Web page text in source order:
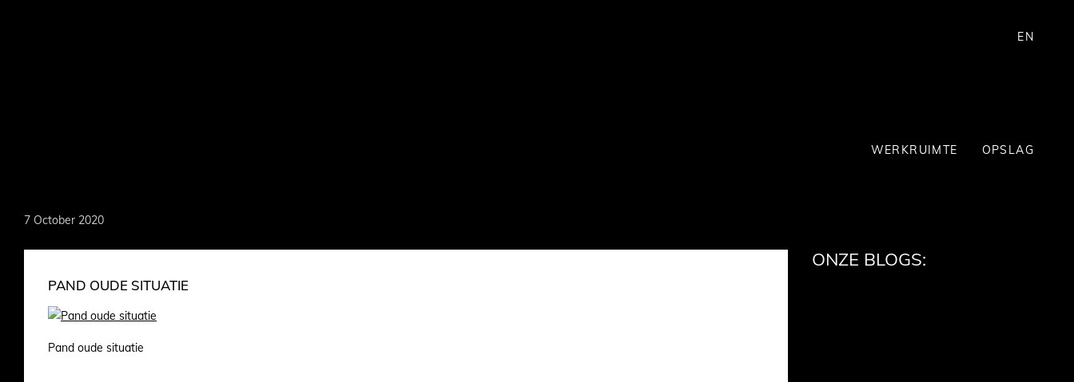
EN
WERKRUIMTE OPSLAG
7 October 2020
PAND OUDE SITUATIE
Pand oude situatie
ONZE BLOGS: